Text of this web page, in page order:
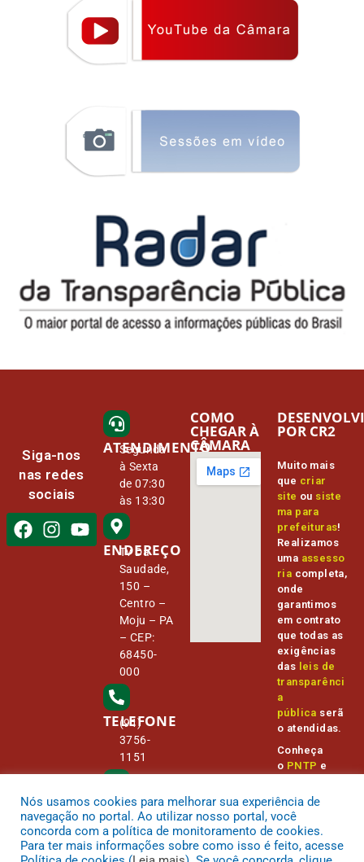
Siga-nos
nas redes
sociais
ATENDIMENTO
Segunda
à Sexta
de 07:30
às 13:30
ENDEREÇO
Tv Da
Saudade,
150 –
Centro –
Moju – PA
– CEP:
68450-
000
TELEFONE
(91)
3756-
1151
E-MAIL
camara@
cmmoju.p
a.gov.br
COMO
CHEGAR À
CÂMARA
Muito mais
que criar
site ou siste
ma para
prefeituras!
Realizamos
uma assesso
ria completa,
onde
garantimos
em contrato
que todas as
exigências
das leis de
transparênci
a
pública serã
o atendidas.
Conheça
o PNTP e
Transparênc
ia Pública
POR CR2
Nós usamos cookies para melhorar sua experiência de
navegação no portal. Ao utilizar nosso portal, você
concorda com a política de monitoramento de cookies.
Para ter mais informações sobre como isso é feito, acesse